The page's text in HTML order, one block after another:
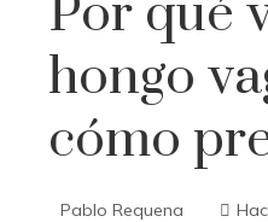
Por qué
hongo
cómo
Pablo Requena